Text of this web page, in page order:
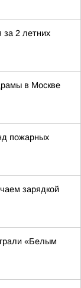
за 2 летних
в Москве
пожарных
зарядкой
«Белым